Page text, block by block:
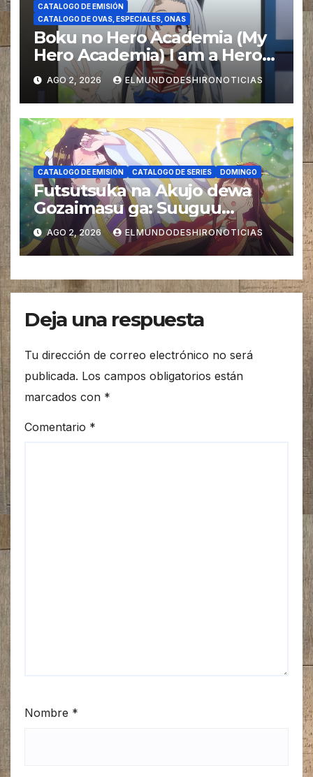
CATALOGO DE EMISIÓN
CATALOGO DE OVAS, ESPECIALES, ONAS
Boku no Hero Academia (My
Hero Academia) I am a Hero
too Doblaje
AGO 2, 2026 ELMUNDODESHIRONOTICIAS
CATALOGO DE EMISIÓN CATALOGO DE SERIES DOMINGO
Futsutsuka na Akujo dewa
Gozaimasu ga: Suuguu
Chouso Torikae Den Doblaje
AGO 2, 2026 ELMUNDODESHIRONOTICIAS
Deja una respuesta
Tu dirección de correo electrónico no será
publicada. Los campos obligatorios están
marcados con *
Comentario *
Nombre *